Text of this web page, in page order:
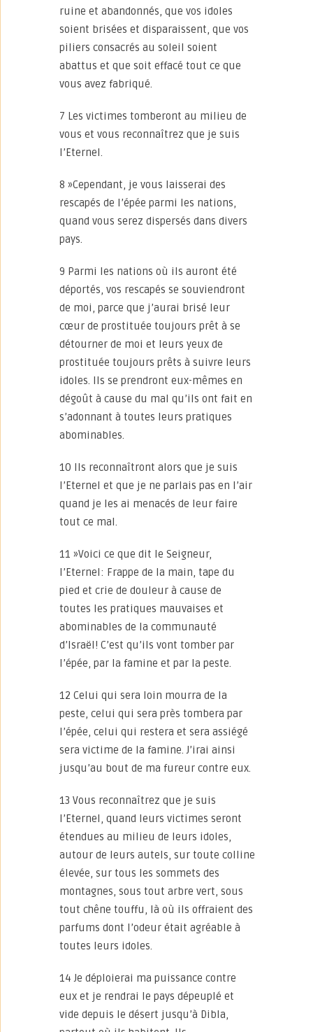
ruine et abandonnés, que vos idoles
soient brisées et disparaissent, que vos
piliers consacrés au soleil soient
abattus et que soit effacé tout ce que
vous avez fabriqué.
7 Les victimes tomberont au milieu de
vous et vous reconnaîtrez que je suis
l’Eternel.
8 »Cependant, je vous laisserai des
rescapés de l’épée parmi les nations,
quand vous serez dispersés dans divers
pays.
9 Parmi les nations où ils auront été
déportés, vos rescapés se souviendront
de moi, parce que j’aurai brisé leur
cœur de prostituée toujours prêt à se
détourner de moi et leurs yeux de
prostituée toujours prêts à suivre leurs
idoles. Ils se prendront eux-mêmes en
dégoût à cause du mal qu’ils ont fait en
s’adonnant à toutes leurs pratiques
abominables.
10 Ils reconnaîtront alors que je suis
l’Eternel et que je ne parlais pas en l’air
quand je les ai menacés de leur faire
tout ce mal.
11 »Voici ce que dit le Seigneur,
l’Eternel: Frappe de la main, tape du
pied et crie de douleur à cause de
toutes les pratiques mauvaises et
abominables de la communauté
d’Israël! C’est qu’ils vont tomber par
l’épée, par la famine et par la peste.
12 Celui qui sera loin mourra de la
peste, celui qui sera près tombera par
l’épée, celui qui restera et sera assiégé
sera victime de la famine. J’irai ainsi
jusqu’au bout de ma fureur contre eux.
13 Vous reconnaîtrez que je suis
l’Eternel, quand leurs victimes seront
étendues au milieu de leurs idoles,
autour de leurs autels, sur toute colline
élevée, sur tous les sommets des
montagnes, sous tout arbre vert, sous
tout chêne touffu, là où ils offraient des
parfums dont l’odeur était agréable à
toutes leurs idoles.
14 Je déploierai ma puissance contre
eux et je rendrai le pays dépeuplé et
vide depuis le désert jusqu’à Dibla,